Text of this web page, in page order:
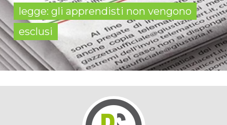
legge: gli apprendisti non vengono
esclusi